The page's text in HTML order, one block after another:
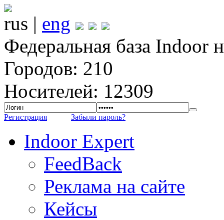
rus | eng
Федеральная база Indoor
Городов: 210
Носителей: 12309
Регистрация Забыли пароль?
Indoor Expert
FeedBack
Реклама на сайте
Кейсы